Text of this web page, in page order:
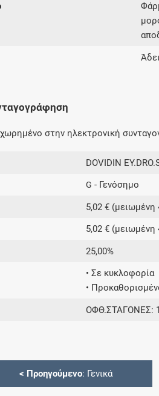
στην ηλεκτρονική
DOVIDIN
G - Γενόσημο
5,02 € (μειωμένη
5,02 € (μειωμένη
25,00%
• Σε κυκλοφορία
•
ΟΦΘ.ΣΤΑΓΟΝΕΣ:
< Προηγούμενο: Γενικά